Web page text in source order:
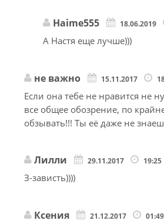
Haime555 18.06.2019
А Настя еще лучше)))
не важно 15.11.2017
Если она тебе не нравится не
все общее обозрение, по
обзывать!!! Ты её даже не
Лилли 29.11.2017 19:25
З-зависть))))
Ксения 21.12.2017 01:49